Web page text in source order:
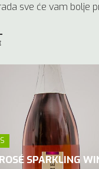
sve će vam bolje
SPARKLING